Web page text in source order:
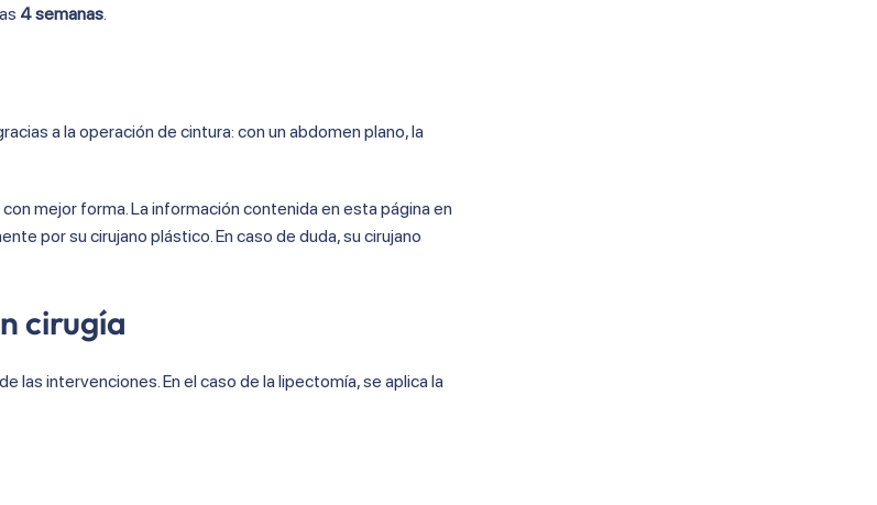
4 semanas.
a la operación de cintura: con un abdomen plano, la
mejor forma. La información contenida en esta página en
por su cirujano plástico. En caso de duda, su cirujano
cirugía
las intervenciones. En el caso de la lipectomía, se aplica la